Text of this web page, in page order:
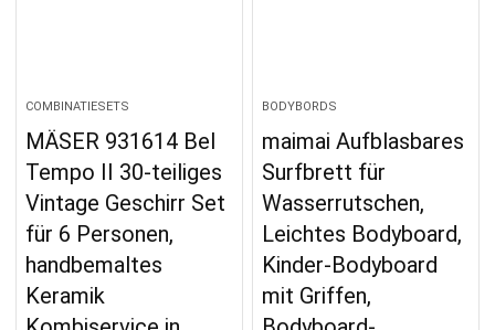
COMBINATIESETS
MÄSER 931614 Bel
Tempo II 30-teiliges
Vintage Geschirr Set
für 6 Personen,
handbemaltes
Keramik
BODYBORDS
maimai Aufblasbares
Surfbrett für
Wasserrutschen,
Leichtes Bodyboard,
Kinder-Bodyboard
mit Griffen,